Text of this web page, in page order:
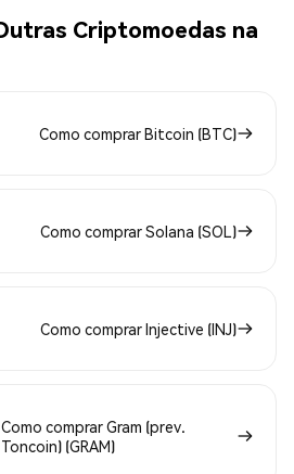
Criptomoedas na
Como comprar Bitcoin (BTC)
Como comprar Solana (SOL)
Como comprar Injective (INJ)
Como comprar Gram (prev.
Toncoin) (GRAM)